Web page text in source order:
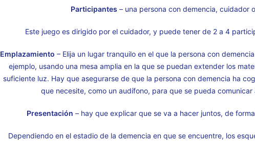
Participantes – una persona con demencia, cuidador
Este juego es dirigido por el cuidador, y puede tener de 2 a 4
Emplazamiento – Elija un lugar tranquilo en el que la persona con
ejemplo, usando una mesa amplia en la que se puedan extender los
suficiente luz. Hay que asegurarse de que la persona con demencia ha
que necesite, como un audífono, para que se pueda
Presentación – hay que explicar que se va a hacer juntos, de
Dependiendo en el estadio de la demencia en que se encuentre, los